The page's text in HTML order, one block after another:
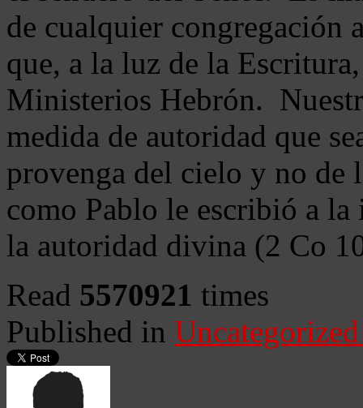
de cualquier congregación
que, a la luz de la
Ministerios Hebrón.
medida de autoridad que
provenga del cielo y no de
como Pablo le escribió a
la autoridad divina (2 Co
Read 5570921 times
Published in